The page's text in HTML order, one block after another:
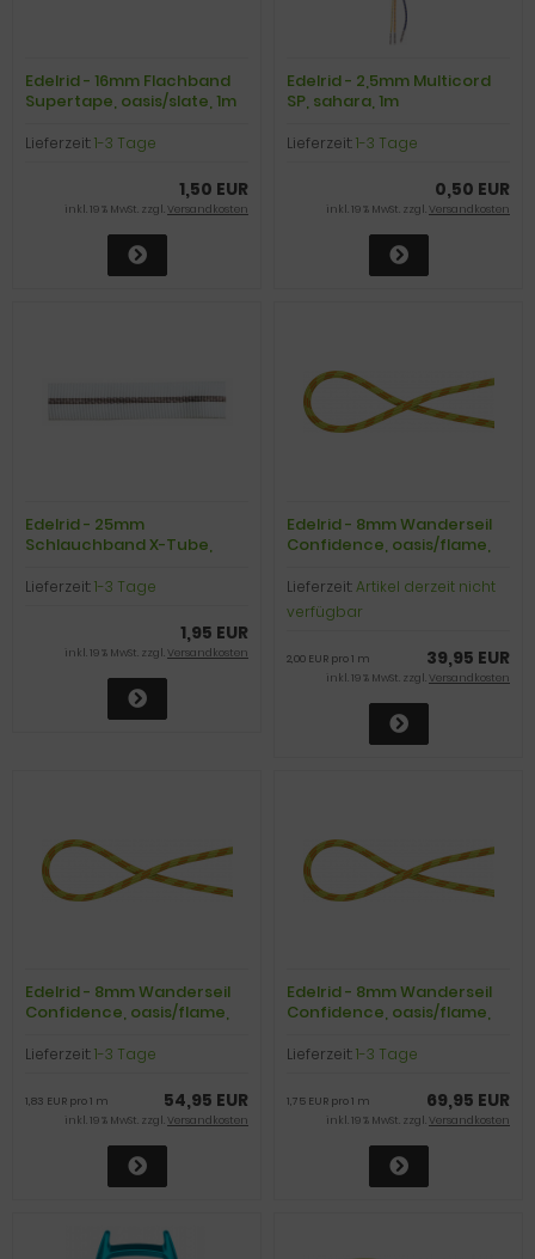
Edelrid - 16mm Flachband
Supertape, oasis/slate, 1m
Lieferzeit:1-3 Tage
1,50 EUR
inkl. 19 % MwSt. zzgl.Versandkosten
Edelrid - 2,5mm Multicord
SP, sahara, 1m
Lieferzeit:1-3 Tage
0,50 EUR
inkl. 19 % MwSt. zzgl.Versandkosten
Edelrid - 25mm
Schlauchband X-Tube,
Lieferzeit:1-3 Tage
1,95 EUR
inkl. 19 % MwSt. zzgl.Versandkosten
Edelrid - 8mm Wanderseil
Confidence, oasis/flame,
Lieferzeit:Artikel derzeit nicht
verfügbar
39,95 EUR
2,00 EUR pro 1 m
inkl. 19 % MwSt. zzgl.Versandkosten
Edelrid - 8mm Wanderseil
Confidence, oasis/flame,
Lieferzeit:1-3 Tage
54,95 EUR
1,83 EUR pro 1 m
inkl. 19 % MwSt. zzgl.Versandkosten
Edelrid - 8mm Wanderseil
Confidence, oasis/flame,
Lieferzeit:1-3 Tage
69,95 EUR
1,75 EUR pro 1 m
inkl. 19 % MwSt. zzgl.Versandkosten